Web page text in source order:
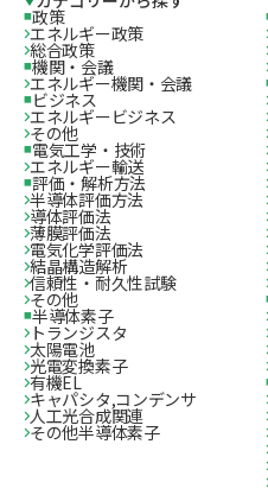
政策
エネルギー政策
総合政策
機関・会議
エネルギー機関・会議
ビジネス
エネルギービジネス
その他
電気工学・技術
エネルギー輸送
評価・解析方法
半導体評価方法
導体評価法
薄膜評価法
電気化学評価法
結晶構造解析
信頼性・耐久性試験
その他
半導体素子
トランジスタ
太陽電池
光電変換素子
有機EL
キャパシタ,コンデンサ
人工光合成関連
その他半導体素子